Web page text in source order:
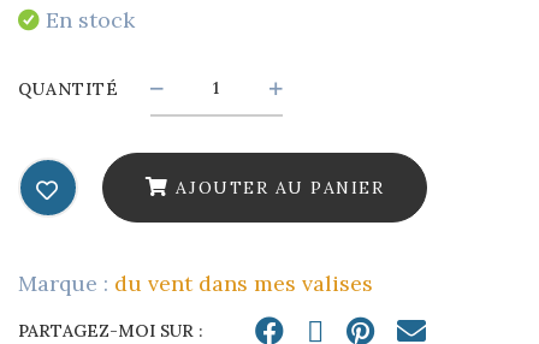
En stock
QUANTITÉ
Effleurée
tige
-
AJOUTER AU PANIER
Marque : du vent dans mes valises
PARTAGEZ-MOI SUR :